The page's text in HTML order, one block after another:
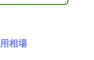
相場